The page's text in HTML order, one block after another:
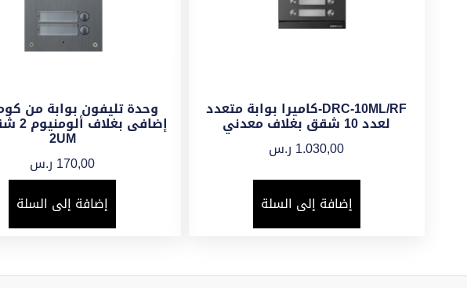
DRC-10ML/RF-كاميرا بوابة متعدد
لعدد 10 شقق بغلاف معدني
1.030,00 ر.س
إضافة إلى السلة
وحدة تليفون بوابة من
2UM
170,00 ر.س
إضافة إلى السلة